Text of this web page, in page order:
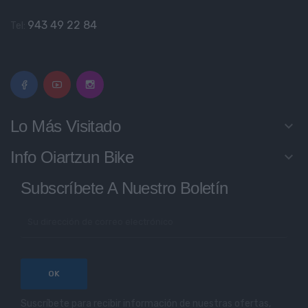
943 49 22 84
Lo Más Visitado keyboard_arrow_down
Info Oiartzun Bike keyboard_arrow_down
Subscríbete A Nuestro Boletín